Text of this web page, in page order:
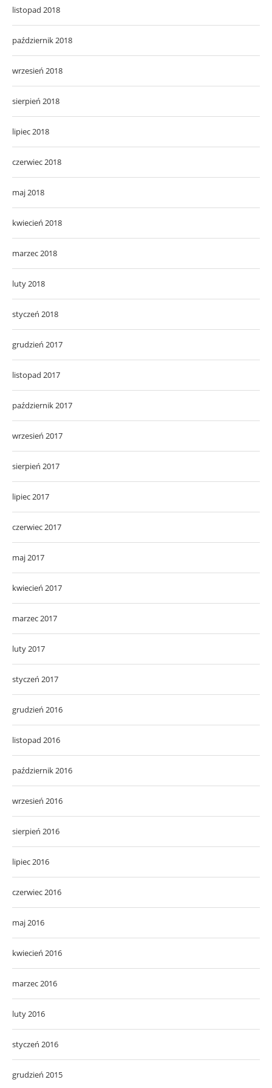
listopad 2018
październik 2018
wrzesień 2018
sierpień 2018
lipiec 2018
czerwiec 2018
maj 2018
kwiecień 2018
marzec 2018
luty 2018
styczeń 2018
grudzień 2017
listopad 2017
październik 2017
wrzesień 2017
sierpień 2017
lipiec 2017
czerwiec 2017
maj 2017
kwiecień 2017
marzec 2017
luty 2017
styczeń 2017
grudzień 2016
listopad 2016
październik 2016
wrzesień 2016
sierpień 2016
lipiec 2016
czerwiec 2016
maj 2016
kwiecień 2016
marzec 2016
luty 2016
styczeń 2016
grudzień 2015